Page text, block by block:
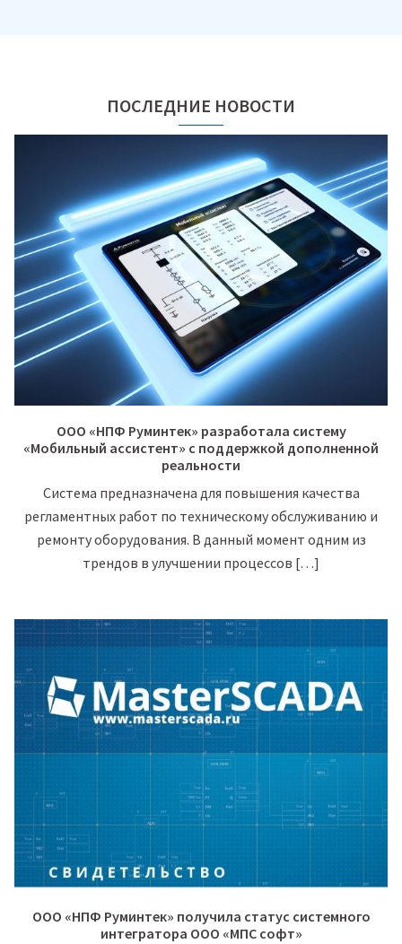
ПОСЛЕДНИЕ НОВОСТИ
ООО «НПФ Руминтек» разработала систему
«Мобильный ассистент» с поддержкой дополненной
реальности
Система предназначена для повышения качества
регламентных работ по техническому обслуживанию и
ремонту оборудования. В данный момент одним из
трендов в улучшении процессов […]
ООО «НПФ Руминтек» получила статус системного
интегратора ООО «МПС софт»